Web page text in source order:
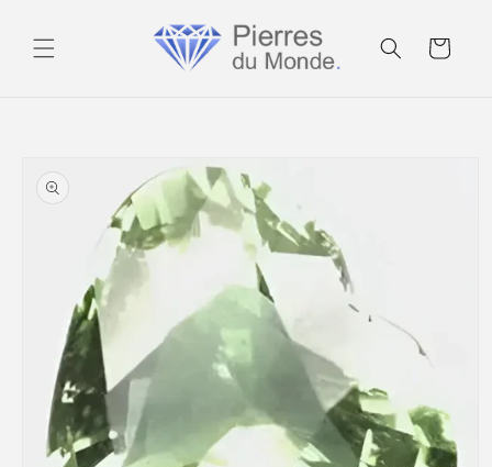
contenu
Panier
informations
produits